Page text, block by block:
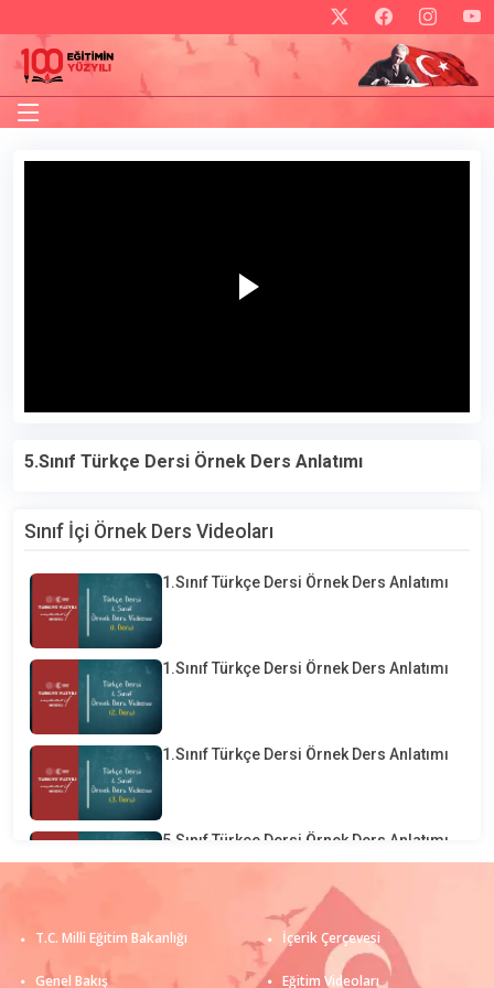
Sınıf İçi Örnek Ders Videoları
1.Sınıf Türkçe Dersi Örnek Ders Anlatımı
1.Sınıf Türkçe Dersi Örnek Ders Anlatımı
1.Sınıf Türkçe Dersi Örnek Ders Anlatımı
5.Sınıf Türkçe Dersi Örnek Ders Anlatımı
1.Sınıf Matematik Dersi Örnek Ders
Anlatımı
5.Sınıf Türkçe Dersi Örnek Ders Anlatımı
T.C. Milli Eğitim Bakanlığı
Genel Bakış
İçerik Çerçevesi
Eğitim Videoları